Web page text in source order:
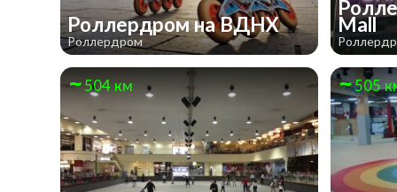
Роллердром на ВДНХ
Роллердром
Mall
504 км 505